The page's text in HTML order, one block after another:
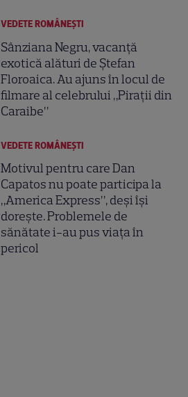
VEDETE ROMÂNEŞTI
Sânziana Negru, vacanță
exotică alături de Ștefan
Floroaica. Au ajuns în locul de
filmare al celebrului „Pirații din
Caraibe”
VEDETE ROMÂNEŞTI
Motivul pentru care Dan
Capatos nu poate participa la
„America Express”, deși își
dorește. Problemele de
sănătate i-au pus viața în
pericol